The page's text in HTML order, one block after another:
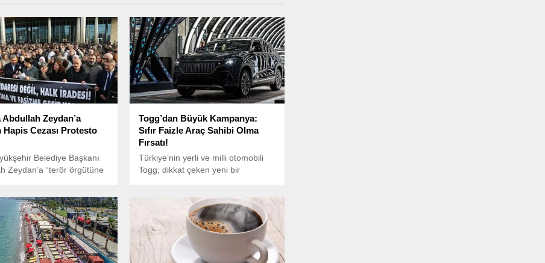
Abdullah Zeydan’a
Hapis Cezası Protesto
Belediye Başkanı
Zeydan’a “terör örgütüne
3 yıl 9 ay hapis
Togg’dan Büyük Kampanya:
Sıfır Faizle Araç Sahibi Olma
Fırsatı!
Türkiye’nin yerli ve milli otomobili
Togg, dikkat çeken yeni bir
tüketiciler için sıfır faizli kredi fırsatı
sunduğunu duyurdu.